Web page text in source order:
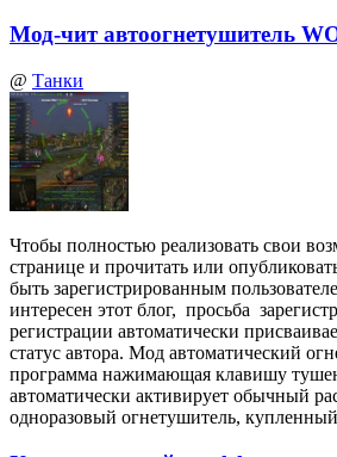
Мод-чит автоогнетушитель
@ Танки
Чтобы полностью реализовать свои
странице и прочитать или
быть зарегистрированным
интересен этот блог, просьба
регистрации автоматически
статус автора. Мод автоматический
программа нажимающая клавишу
автоматически активирует обычный
одноразовый огнетушитель,